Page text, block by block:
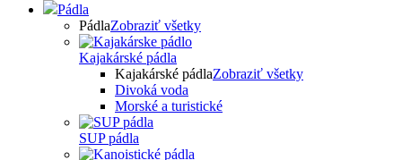
Pádla
PádlaZobraziť všetky
Kajakárské pádla
Kajakárské pádlaZobraziť všetky
Divoká voda
Morské a turistické
SUP pádla